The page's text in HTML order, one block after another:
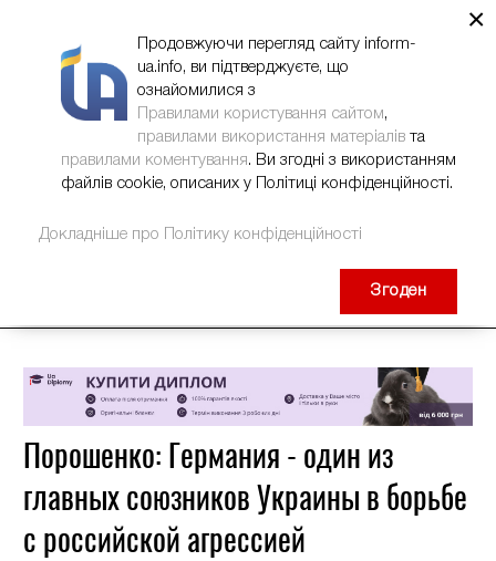
Порошенко: Германия - один из
главных союзников Украины в борьбе
с российской агрессией
×
Продовжуючи перегляд сайту inform-
ua.info, ви підтверджуєте, що
ознайомилися з
Правилами користування сайтом,
правилами використання матеріалів та
правилами коментування. Ви згодні з використанням
файлів cookie, описаних у Політиці конфіденційності.
Докладніше про Політику конфіденційності
Згоден